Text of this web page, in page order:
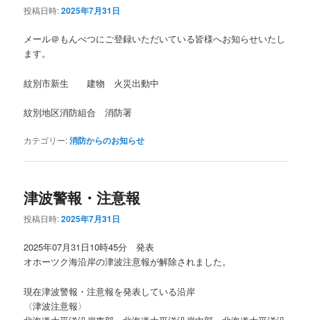
投稿日時:2025年7月31日
メール＠もんべつにご登録いただいている皆様へお知らせいたし
ます。
紋別市新生 建物 火災出動中
紋別地区消防組合 消防署
カテゴリー:消防からのお知らせ
津波警報・注意報
投稿日時:2025年7月31日
2025年07月31日10時45分 発表
オホーツク海沿岸の津波注意報が解除されました。
現在津波警報・注意報を発表している沿岸
〈津波注意報〉